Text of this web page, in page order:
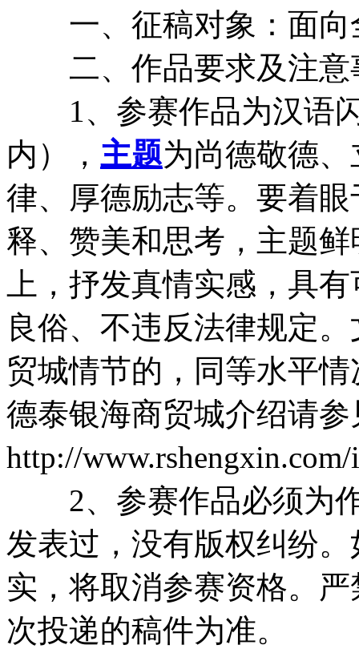
一、征稿对象：面向
二、作品要求及注意
1、参赛作品为汉语闪
内）， 主题为尚德敬德
律、厚德励志等。要着
释、赞美和思考，主题
上，抒发真情实感，具
良俗、不违反法律规定
贸城情节的，同等水平
德泰银海商贸城介绍请
http://
2、参赛作品必须为
发表过，没有版权纠纷
实，将取消参赛资格。
次投递的稿件为准。